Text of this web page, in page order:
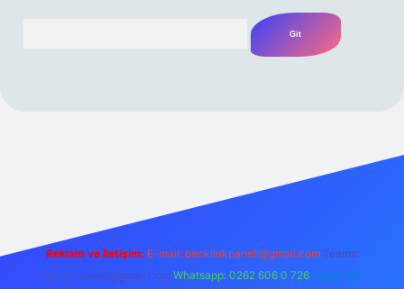
Reklam ve İletişim: E-mail: backlinkpaneli@gmail.com Teams:
forumhizmeti@gmail.com Whatsapp: 0262 606 0 726 Telegram: